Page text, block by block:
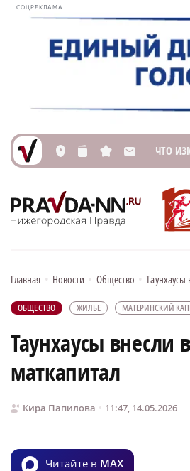
СОЦРЕКЛАМА
L n s M ЧТО
Главная • Новости • Общество •
ОБЩЕСТВО ЖИЛЬЕ МАТЕРИНСКИЙ
Таунхаусы
маткапитал
Кира Папилова 11:47, 14.05.2026
Читайте в MAX